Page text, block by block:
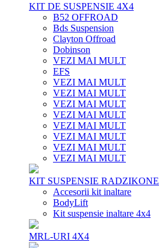
KIT DE SUSPENSIE 4X4
B52 OFFROAD
Bds Suspension
Clayton Offroad
Dobinson
VEZI MAI MULT
EFS
VEZI MAI MULT
VEZI MAI MULT
VEZI MAI MULT
VEZI MAI MULT
VEZI MAI MULT
VEZI MAI MULT
VEZI MAI MULT
VEZI MAI MULT
KIT SUSPENSIE RADZIKONE
Accesorii kit inaltare
BodyLift
Kit suspensie inaltare 4x4
MRL-URI 4X4